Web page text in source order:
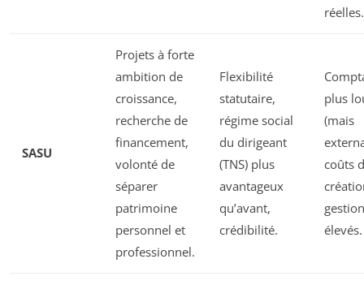
réelles.
SASU
Projets à forte
ambition de
croissance,
recherche de
financement,
volonté de
séparer
patrimoine
personnel et
professionnel.
Flexibilité
statutaire,
régime social
du dirigeant
(TNS) plus
avantageux
qu’avant,
crédibilité.
plus
(mais
coûts
élevés.